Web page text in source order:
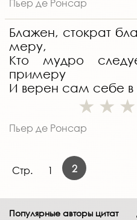
Пьер де Ронсар
Блажен, стократ
меру,
Кто мудро
примеру
И верен сам себе
Пьер де Ронсар
Стр. 1 2
Популярные авторы цитат